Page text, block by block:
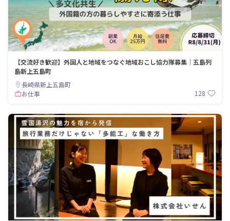
【交流好き歓迎】外国人と地域をつなぐ地域おこし協力隊募集｜五島列
島新上五島町
長崎県新上五島町
お仕事
128